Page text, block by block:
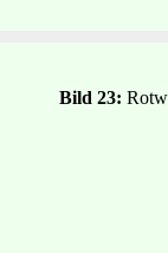
Bild 23: